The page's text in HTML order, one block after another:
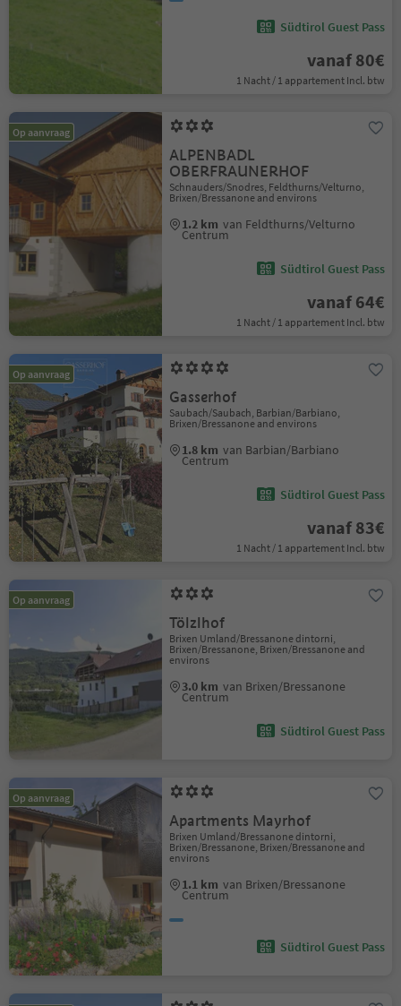
Südtirol Guest Pass
vanaf 80€
1 Nacht / 1 appartement Incl. btw
Op aanvraag
ALPENBADL
OBERFRAUNERHOF
Schnauders/Snodres, Feldthurns/Velturno,
Brixen/Bressanone and environs
1.2 km van Feldthurns/Velturno
Centrum
Südtirol Guest Pass
vanaf 64€
1 Nacht / 1 appartement Incl. btw
Op aanvraag
Gasserhof
Saubach/Saubach, Barbian/Barbiano,
Brixen/Bressanone and environs
1.8 km van Barbian/Barbiano
Centrum
Südtirol Guest Pass
vanaf 83€
1 Nacht / 1 appartement Incl. btw
Op aanvraag
Tölzlhof
Brixen Umland/Bressanone dintorni,
Brixen/Bressanone, Brixen/Bressanone and
environs
3.0 km van Brixen/Bressanone
Centrum
Südtirol Guest Pass
Op aanvraag
Apartments Mayrhof
Brixen Umland/Bressanone dintorni,
Brixen/Bressanone, Brixen/Bressanone and
environs
1.1 km van Brixen/Bressanone
Centrum
Südtirol Guest Pass